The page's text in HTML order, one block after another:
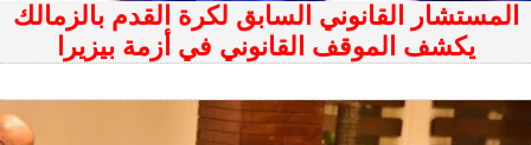
المستشار القانوني السابق لكرة القدم بالزمالك
يكشف الموقف القانوني في أزمة بيزيرا